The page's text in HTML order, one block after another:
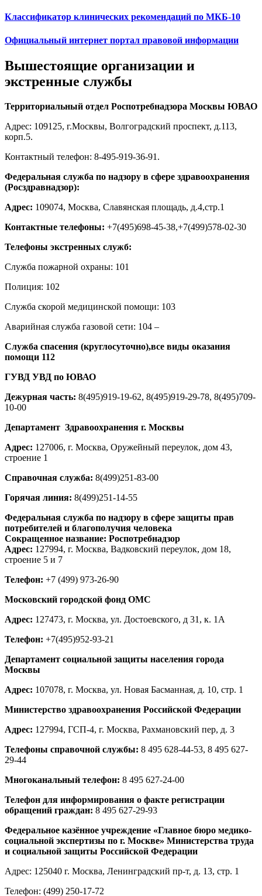
Классификатор клинических рекомендаций по МКБ-10
Официальный интернет портал правовой информации
Вышестоящие организации и
экстренные службы
Территориальный отдел Роспотребнадзора Москвы ЮВАО
Адрес: 109125, г.Москвы, Волгоградский проспект, д.113,
корп.5.
Контактный телефон: 8-495-919-36-91.
Федеральная служба по надзору в сфере здравоохранения
(Росздравнадзор):
Адрес: 109074, Москва, Славянская площадь, д.4,стр.1
Контактные телефоны: +7(495)698-45-38,+7(499)578-02-30
Телефоны экстренных служб:
Служба пожарной охраны: 101
Полиция: 102
Служба скорой медицинской помощи: 103
Аварийная служба газовой сети: 104 –
Служба спасения (круглосуточно),все виды оказания
помощи 112
ГУВД УВД по ЮВАО
Дежурная часть: 8(495)919-19-62, 8(495)919-29-78, 8(495)709-
10-00
Департамент Здравоохранения г. Москвы
Адрес: 127006, г. Москва, Оружейный переулок, дом 43,
строение 1
Cправочная служба: 8(499)251-83-00
Горячая линия: 8(499)251-14-55
Федеральная служба по надзору в сфере защиты прав
потребителей и благополучия человека
Сокращенное название: Роспотребнадзор
Адрес: 127994, г. Москва, Вадковский переулок, дом 18,
строение 5 и 7
Телефон: +7 (499) 973-26-90
Московский городской фонд ОМС
Адрес: 127473, г. Москва, ул. Достоевского, д 31, к. 1А
Телефон: +7(495)952-93-21
Департамент социальной защиты населения города
Москвы
Адрес: 107078, г. Москва, ул. Новая Басманная, д. 10, стр. 1
Министерство здравоохранения Российской Федерации
Адрес: 127994, ГСП-4, г. Москва, Рахмановский пер, д. 3
Телефоны справочной службы: 8 495 628-44-53, 8 495 627-
29-44
Многоканальный телефон: 8 495 627-24-00
Телефон для информирования о факте регистрации
обращений граждан: 8 495 627-29-93
Федеральное казённое учреждение «Главное бюро медико-
социальной экспертизы по г. Москве» Министерства труда
и социальной защиты Российской Федерации
Адрес: 125040 г. Москва, Ленинградский пр-т, д. 13, стр. 1
Телефон: (499) 250-17-72